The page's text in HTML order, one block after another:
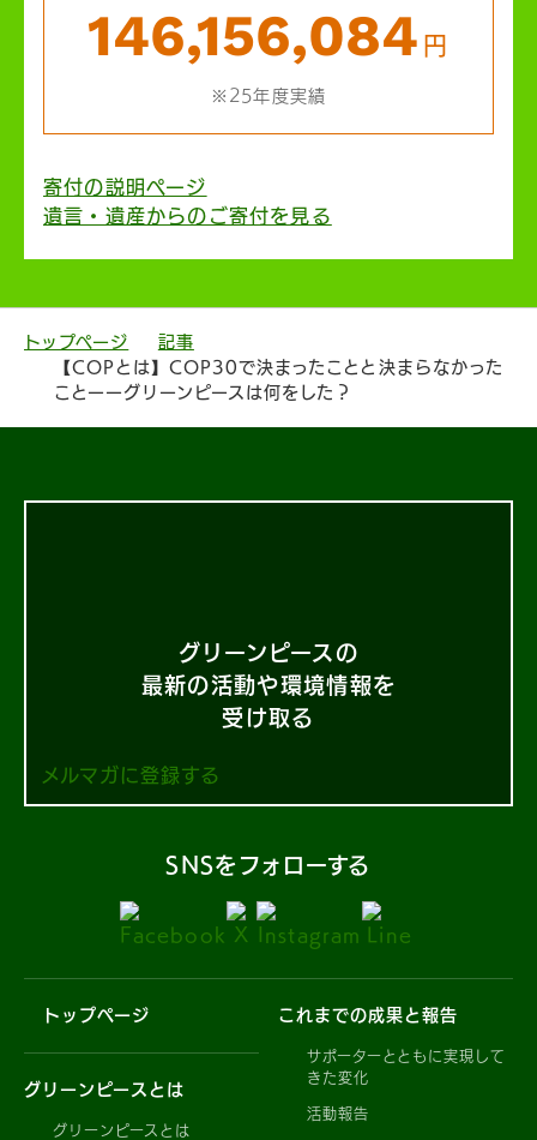
146,156,084 円
※25年度実績
寄付の説明ページ
遺言・遺産からのご寄付を見る
トップページ
記事
【COPとは】COP30で決まったことと決まらなかった
ことーーグリーンピースは何をした？
グリーンピースの
最新の活動や環境情報を
受け取る
メルマガに登録する
SNSをフォローする
トップページ
グリーンピースとは
グリーンピースとは
これまでの成果と報告
サポーターとともに実現して
きた変化
活動報告